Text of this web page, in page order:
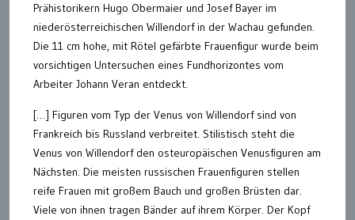
Prähistorikern Hugo Obermaier und Josef Bayer im
niederösterreichischen Willendorf in der Wachau gefunden.
Die 11 cm hohe, mit Rötel gefärbte Frauenfigur wurde beim
vorsichtigen Untersuchen eines Fundhorizontes vom
Arbeiter Johann Veran entdeckt.
[…] Figuren vom Typ der Venus von Willendorf sind von
Frankreich bis Russland verbreitet. Stilistisch steht die
Venus von Willendorf den osteuropäischen Venusfiguren am
Nächsten. Die meisten russischen Frauenfiguren stellen
reife Frauen mit großem Bauch und großen Brüsten dar.
Viele von ihnen tragen Bänder auf ihrem Körper. Der Kopf